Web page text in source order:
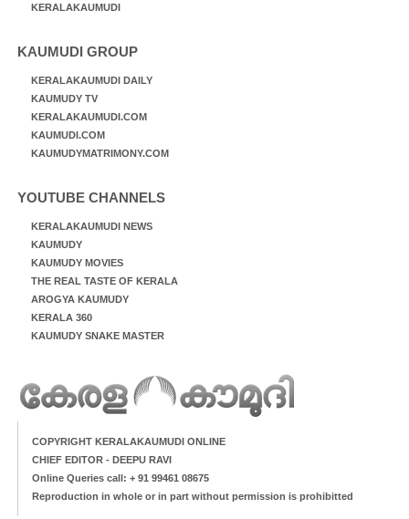
KERALAKAUMUDI
KAUMUDI GROUP
KERALAKAUMUDI DAILY
KAUMUDY TV
KERALAKAUMUDI.COM
KAUMUDI.COM
KAUMUDYMATRIMONY.COM
YOUTUBE CHANNELS
KERALAKAUMUDI NEWS
KAUMUDY
KAUMUDY MOVIES
THE REAL TASTE OF KERALA
AROGYA KAUMUDY
KERALA 360
KAUMUDY SNAKE MASTER
COPYRIGHT KERALAKAUMUDI ONLINE
CHIEF EDITOR - DEEPU RAVI
Online Queries call: + 91 99461 08675
Reproduction in whole or in part without permission is prohibitted